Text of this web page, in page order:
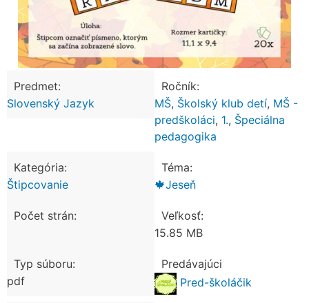
Predmet:
Slovenský Jazyk
Ročník:
MŠ, Školský klub detí, MŠ -
predškoláci, 1., Špeciálna
pedagogika
Kategória:
Štipcovanie
Téma:
🍁Jeseň
Počet strán:
Veľkosť:
15.85 MB
Typ súboru:
pdf
Predávajúci
Pred-školáčik